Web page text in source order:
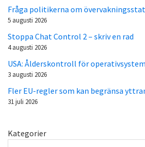
Fråga politikerna om
5 augusti 2026
Stoppa Chat Control 2 – skriv en rad
4 augusti 2026
USA: Ålderskontroll för operativsystem
3 augusti 2026
Fler EU-regler som kan begränsa
31 juli 2026
Kategorier